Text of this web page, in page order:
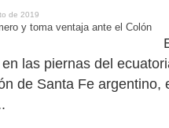
de 2019
las piernas del
de Santa Fe